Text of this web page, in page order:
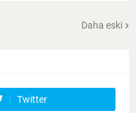
Daha eski
Twitter